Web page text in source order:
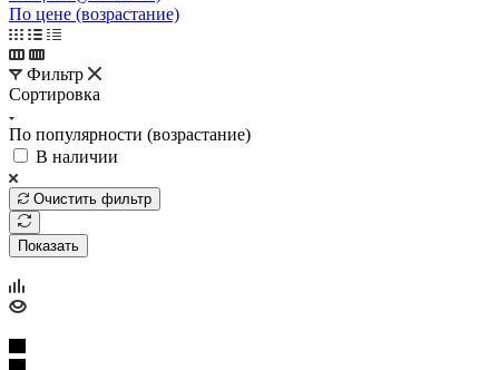
По цене (возрастание)
Фильтр
Сортировка
По популярности (возрастание)
В наличии
Очистить фильтр
Показать